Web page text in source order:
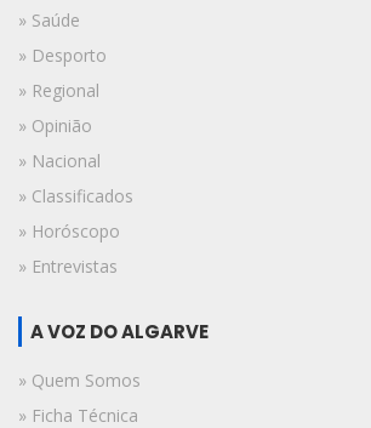
» Saúde
» Desporto
» Regional
» Opinião
» Nacional
» Classificados
» Horóscopo
» Entrevistas
A VOZ DO ALGARVE
» Quem Somos
» Ficha Técnica